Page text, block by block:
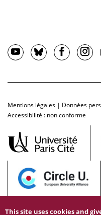
Mentions légales | Données
Accessibilité : non conforme
This site uses cookies and